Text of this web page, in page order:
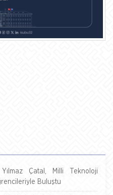
Çatal, Milli Teknoloji
Buluştu